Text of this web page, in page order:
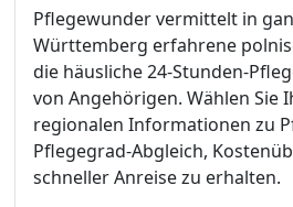
Pflegewunder vermittelt in
Württemberg erfahrene
die häusliche 24-Stunden-
von Angehörigen. Wählen Sie
regionalen Informationen zu
Pflegegrad-Abgleich,
schneller Anreise zu erhalten.